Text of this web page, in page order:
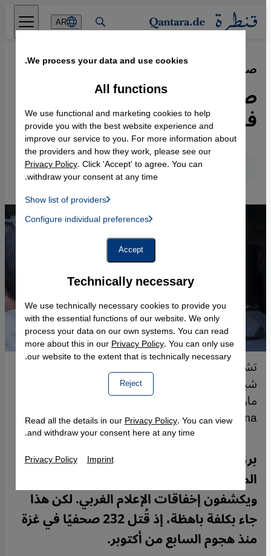
Direkt zum Inhalt springen
AR
صحفيو غزة 16.05.2025
صعود جيل شاب لنقل رواية
فلسطين
English عربي
تشييع جثماني الصحافيين محمد منصور وحسام
مارس/أذار 2025. (Photo: picture alliance /
Middle East Images | A. Abosalma)
برز جيل جديد من الصحافيين الفلسطينيين
المؤثرين في غزة، يُعيدون صياغة الرواية
ويكشفون إخفاقات الإعلام الغربي. لكن هذا
جاء بكلفة باهظة، إذ قُتل 232 صحفيًا في غزة
منذ هجوم السابع من أكتوبر.
We process your data and use cookies.
Technically necessary
We use technically necessary cookies to provide you
with the essential functions of our website. We only
process your data on our own systems. You can read
more about this in ourPrivacy Policy. You can only use
our website to the extent that is technically necessary.
Reject
All functions
We use functional and marketing cookies to help
provide you with the best website experience and
improve our service to you. For more information about
the providers and how they work, please see our
Privacy Policy. Click 'Accept' to agree. You can
withdraw your consent at any time.
Show list of providers
Instagram Embed, Twitter Embed, Youtube Embed
Facebook Embed / Facebook Connect
Google Maps Embed
Configure individual preferences
Accept
Read all the details in ourPrivacy Policy. You can view
and withdraw your consent here at any time.
Privacy Policy Imprint